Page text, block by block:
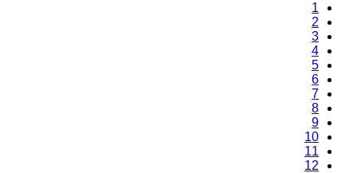
1
2
3
4
5
6
7
8
9
10
11
12